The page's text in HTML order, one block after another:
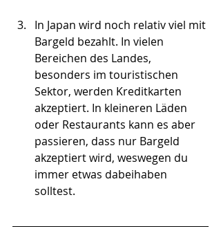
In Japan wird noch relativ viel mit
Bargeld bezahlt. In vielen
Bereichen des Landes,
besonders im touristischen
Sektor, werden Kreditkarten
akzeptiert. In kleineren Läden
oder Restaurants kann es aber
passieren, dass nur Bargeld
akzeptiert wird, weswegen du
immer etwas dabeihaben
solltest.